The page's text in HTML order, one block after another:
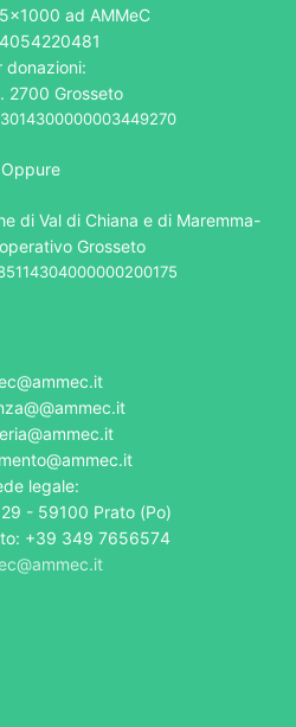
ad AMMeC
donazioni:
2700 Grosseto
Oppure
di Val di Chiana e di Maremma-
Grosseto
legale:
- 59100 Prato (Po)
+39 349 7656574